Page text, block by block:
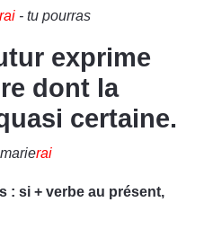
rai - tu pourras
exprime
dont la
certaine.
rai
: si + verbe au présent,